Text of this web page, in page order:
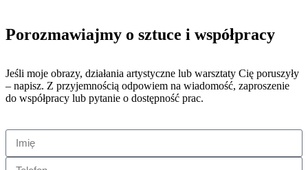
Porozmawiajmy o sztuce i współpracy
Jeśli moje obrazy, działania artystyczne lub warsztaty Cię poruszyły
– napisz. Z przyjemnością odpowiem na wiadomość, zaproszenie
do współpracy lub pytanie o dostępność prac.